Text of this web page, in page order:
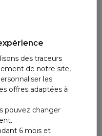
des traceurs
de notre site,
les
offres adaptées à
pouvez changer
6 mois et